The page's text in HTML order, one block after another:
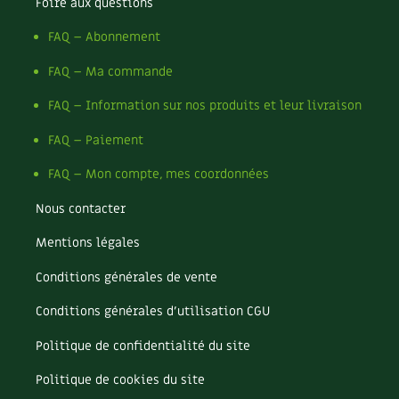
Habitat écologique
Conception et gros oeuvre
Matériaux écologiques
Gestion de l’eau
Entretien de la maison
Décoration et petit bricolage
Trucs & astuces
Expés
Trocs & petites annonces
Liste des pépiniéristes
Mieux consommer
FAQ – Abonnement
FAQ – Ma commande
FAQ – Information sur nos produits et leur livraison
FAQ – Paiement
FAQ – Mon compte, mes coordonnées
Nous contacter
Mentions légales
Conditions générales de vente
Conditions générales d’utilisation CGU
Politique de confidentialité du site
Politique de cookies du site